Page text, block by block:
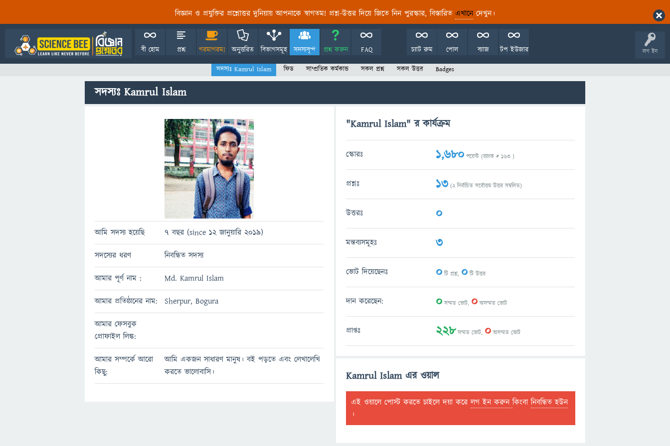
বিজ্ঞান ও প্রযুক্তির প্রশ্নোত্তর দুনিয়ায় আপনাকে স্বাগতম! প্রশ্ন-উত্তর দিয়ে জিতে নিন পুরস্কার, বিস্তারিত এখানেদেখুন।
লগ ইন
বী হোম প্রশ্ন গরমাগরম! অনুত্তরিত বিভাগসমূহ সদস্যবৃন্দ প্রশ্ন করুন FAQ টপ ইউজার
ব্যাজ
পোল
চ্যাট রুম
সদস্যঃ Kamrul Islam ফিড সাম্প্রতিক কর্মকান্ড সকল প্রশ্ন সকল উত্তর Badges
সদস্যঃ Kamrul Islam
আমি সদস্য হয়েছি 7 বছর (since 12 জানুয়ারি 2019)
সদস্যের ধরণ নিবন্ধিত সদস্য
আমার পূর্ণ নাম : Md. Kamrul Islam
আমার প্রতিষ্ঠানের নাম: Sherpur, Bogura
আমার ফেসবুক
প্রোফাইল লিঙ্ক:
আমার সম্পর্কে আরো
কিছু:
আমি একজন সাধারণ মানুষ। বই পড়তে এবং লেখালেখি
করতে ভালোবাসি।
"Kamrul Islam" র কার্যক্রম
স্কোরঃ 1,680 পয়েন্ট (র‌্যাংক #163 )
প্রশ্নঃ 13 (2নির্বাচিত সর্বোত্তম উত্তর সম্বলিত)
উত্তরঃ 0
মন্তব্যসমূহঃ 3
ভোট দিয়েছেনঃ 0টি প্রশ্ন, 0টি উত্তর
দান করেছেন: 0সম্মত ভোট, 0অসম্মত ভোট
প্রাপ্তঃ 228সম্মত ভোট, 0অসম্মত ভোট
Kamrul Islam এর ওয়াল
এই ওয়ালে পোস্ট করতে চাইলে দয়া করেলগ ইন করুনকিংবানিবন্ধিত হউন
।